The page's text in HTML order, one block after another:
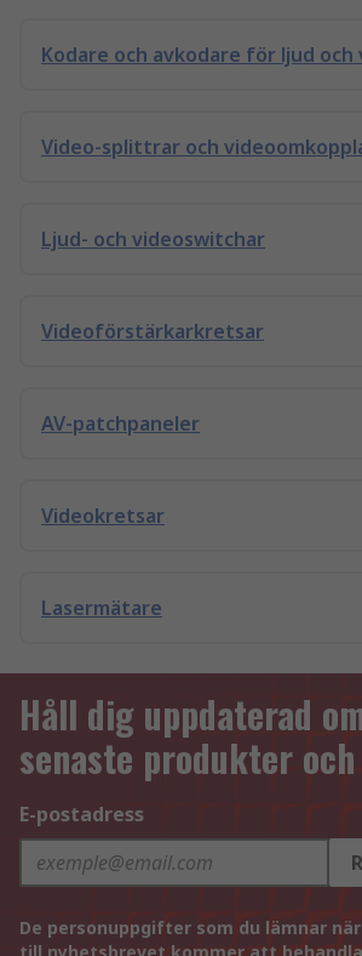
Kodare och avkodare för ljud och
Video-splittrar och
Ljud- och videoswitchar
Videoförstärkarkretsar
AV-patchpaneler
Videokretsar
Lasermätare
Håll dig uppdaterad
senaste produkter
E-postadress
De personuppgifter som du lämnar